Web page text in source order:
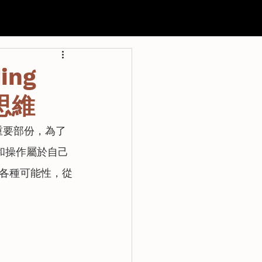
維
部份，為了
操作屬於自己
種可能性，從